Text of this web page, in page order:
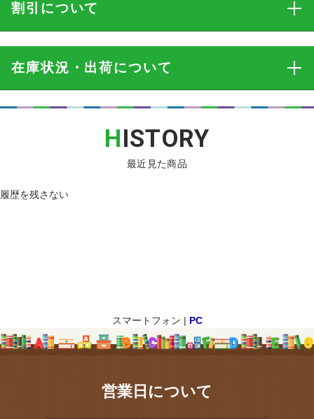
割引 について
在庫状況・出荷について
HISTORY
最近見た商品
履歴を残さない
スマートフォン | PC
営業日について